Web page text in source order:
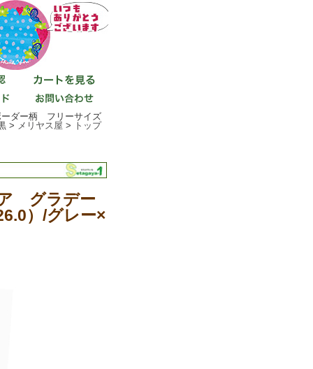
ーダー柄 フリーサイズ
> メリヤス屋 > トップ
ア グラデー
）/グレー×